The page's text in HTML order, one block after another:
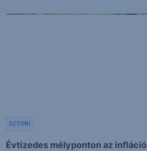
Évtizedes mélyponton az infláció
SZTORI